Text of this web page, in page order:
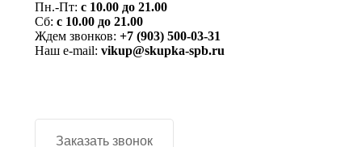
Пн.-Пт: с 10.00 до 21.00
Сб: с 10.00 до 21.00
Ждем звонков: +7 (903) 500-03-31
Наш e-mail: vikup@skupka-spb.ru
Заказать звонок